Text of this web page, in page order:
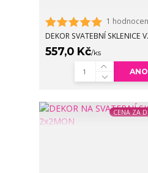
1
DEKOR SVATEBNÍ SKLENICE
557,0 Kč/ks
CENA ZA